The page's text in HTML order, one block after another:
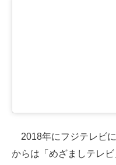
2018年にフジテレビ
からは「めざましテレ